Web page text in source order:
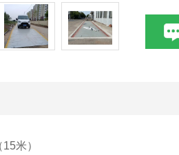
米）